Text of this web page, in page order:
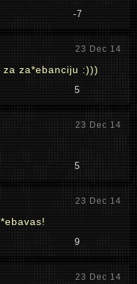
-7
23 Dec 14
za*ebanciju :)))
5
23 Dec 14
5
23 Dec 14
9
23 Dec 14